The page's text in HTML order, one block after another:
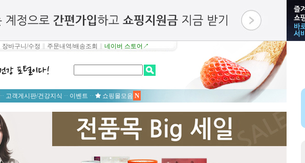
장바구니/수정 주문내역/배송조회 네이버 스토어↗
·· 고객게시판/건강지식 ·· 이벤트 ·· 쇼핑몰모음 N